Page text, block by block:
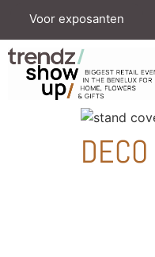
Voor exposanten